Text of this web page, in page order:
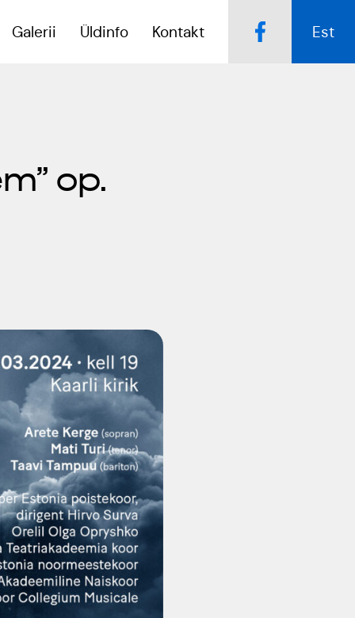
Galerii
Tartumaa Tantsupidu
rahvatantsuansamblite
galakontsert
Vanemuise
kontserdimajas
25.november 2023
ERM tantsib
Jõuluootuskontsert
"Christmas Dreams"
4.detsembril 2023
Pauluse kirikus
XIX Gaudeamus
Vilniuses 2022
Üldinfo Kontakt Est
op.